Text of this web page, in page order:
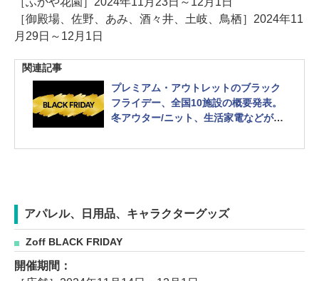
［御殿場、佐野、あみ、酒々井、土岐、鳥栖］2024年11
月29日～12月1日
関連記事
プレミアム・アウトレットのブラック
フライデー、全国10施設の概要発表。
冬アウター/ニット、生活家電などがお
アパレル、日用品、キャラクターグッズ
Zoff BLACK FRIDAY
開催期間：